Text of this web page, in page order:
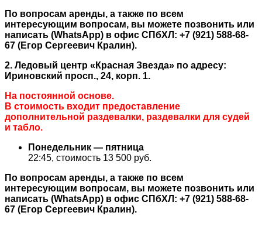
По вопросам аренды, а также по всем
интересующим вопросам, вы можете позвонить или
написать (WhatsApp) в офис СПбХЛ: +7 (921) 588-68-
67 (Егор Сергеевич Кралин).
2. Ледовый центр «Красная Звезда» по адресу:
Ириновский просп., 24, корп. 1.
На постоянной основе.
В стоимость входит предоставление
дополнительной раздевалки, раздевалки для судей
и табло.
Понедельник — пятница
22:45, стоимость 13 500 руб.
По вопросам аренды, а также по всем
интересующим вопросам, вы можете позвонить или
написать (WhatsApp) в офис СПбХЛ: +7 (921) 588-68-
67 (Егор Сергеевич Кралин).